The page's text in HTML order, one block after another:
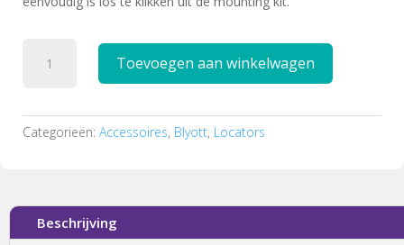
locator
Toevoegen aan winkelwagen
Categorieën: Accessoires, Blyott, Locators
Beschrijving